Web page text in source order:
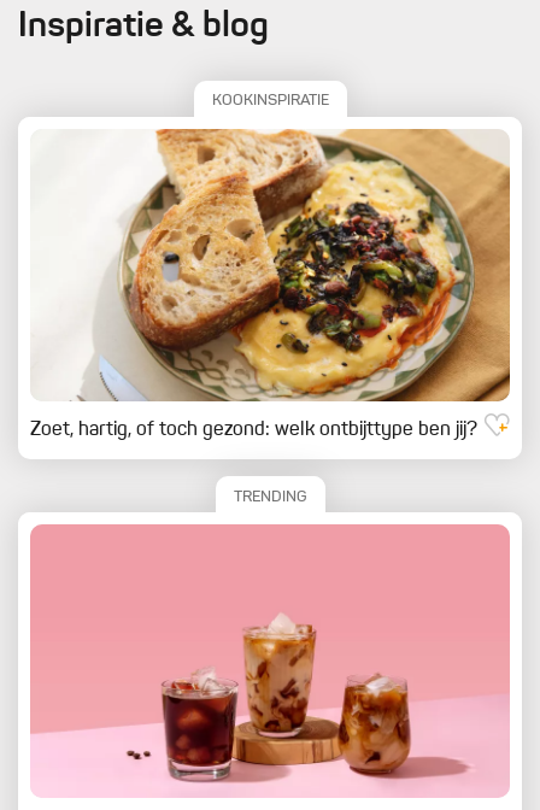
Inspiratie & blog
KOOKINSPIRATIE
Zoet, hartig, of toch gezond: welk ontbijttype ben jij?
TRENDING